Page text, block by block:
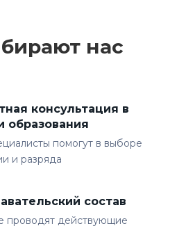
нас
консультация в
образования
помогут в выборе
и разряда
состав
проводят действующие